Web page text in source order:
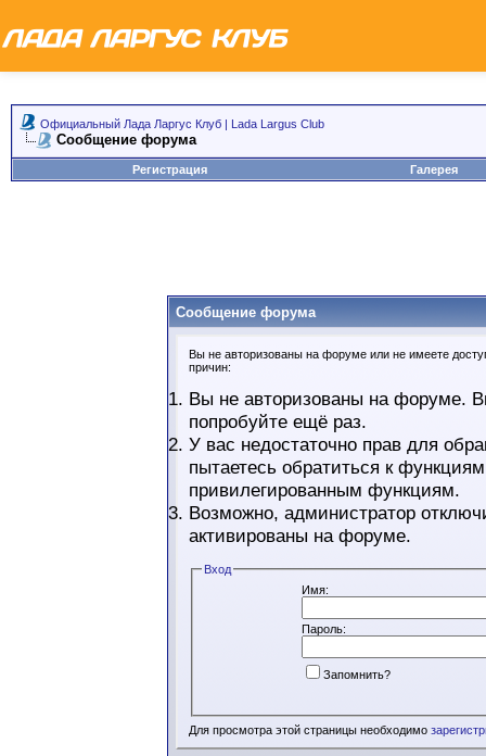
Официальный Лада Ларгус Клуб | Lada Largus Club
Сообщение форума
Регистрация Галерея
Сообщение форума
Вы не авторизованы на форуме или не имеете
причин:
Вы не авторизованы на форуме.
попробуйте ещё раз.
У вас недостаточно прав для
пытаетесь обратиться к
привилегированным функциям.
Возможно, администратор
активированы на форуме.
Вход
Имя:
Пароль:
Запомнить?
Для просмотра этой страницы необходимо